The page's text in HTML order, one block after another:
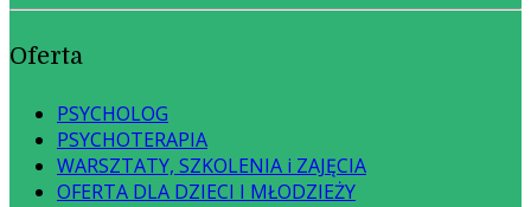
Oferta
PSYCHOLOG
PSYCHOTERAPIA
WARSZTATY, SZKOLENIA i ZAJĘCIA
OFERTA DLA DZIECI I MŁODZIEŻY